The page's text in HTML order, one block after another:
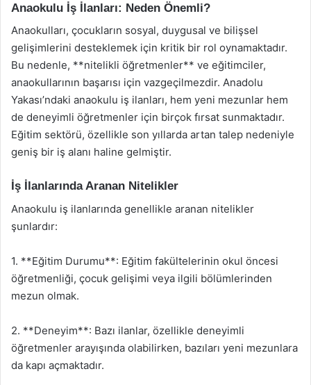
Anaokulu İş İlanları: Neden Önemli?
Anaokulları, çocukların sosyal, duygusal ve bilişsel
gelişimlerini desteklemek için kritik bir rol oynamaktadır.
Bu nedenle, **nitelikli öğretmenler** ve eğitimciler,
anaokullarının başarısı için vazgeçilmezdir. Anadolu
Yakası’ndaki anaokulu iş ilanları, hem yeni mezunlar hem
de deneyimli öğretmenler için birçok fırsat sunmaktadır.
Eğitim sektörü, özellikle son yıllarda artan talep nedeniyle
geniş bir iş alanı haline gelmiştir.
İş İlanlarında Aranan Nitelikler
Anaokulu iş ilanlarında genellikle aranan nitelikler
şunlardır:
1. **Eğitim Durumu**: Eğitim fakültelerinin okul öncesi
öğretmenliği, çocuk gelişimi veya ilgili bölümlerinden
mezun olmak.
2. **Deneyim**: Bazı ilanlar, özellikle deneyimli
öğretmenler arayışında olabilirken, bazıları yeni mezunlara
da kapı açmaktadır.